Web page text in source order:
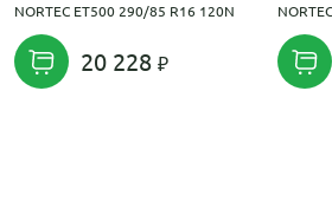
NORTEC ET500 290/85 R16 120N
20 228